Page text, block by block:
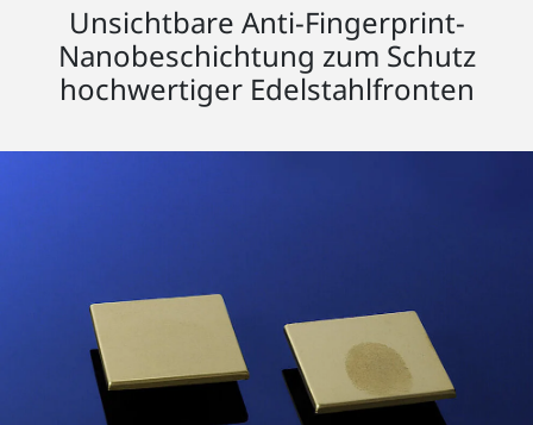
Unsichtbare Anti-Fingerprint-
Nanobeschichtung zum Schutz
hochwertiger Edelstahlfronten